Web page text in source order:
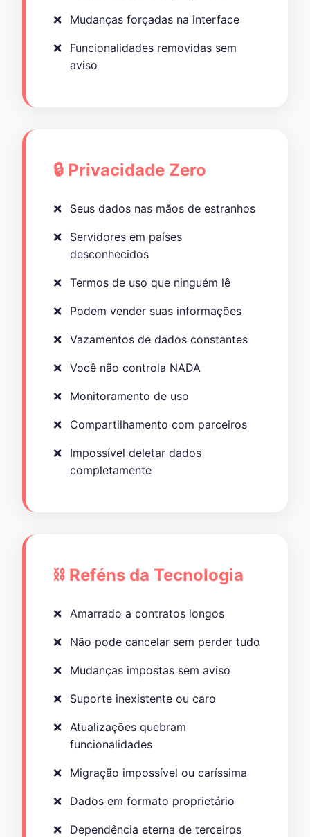
Mudanças forçadas na interface
Funcionalidades removidas sem
aviso
🔒 Privacidade Zero
Seus dados nas mãos de estranhos
Servidores em países
desconhecidos
Termos de uso que ninguém lê
Podem vender suas informações
Vazamentos de dados constantes
Você não controla NADA
Monitoramento de uso
Compartilhamento com parceiros
Impossível deletar dados
completamente
⛓️ Reféns da Tecnologia
Amarrado a contratos longos
Não pode cancelar sem perder tudo
Mudanças impostas sem aviso
Suporte inexistente ou caro
Atualizações quebram
funcionalidades
Migração impossível ou caríssima
Dados em formato proprietário
Dependência eterna de terceiros